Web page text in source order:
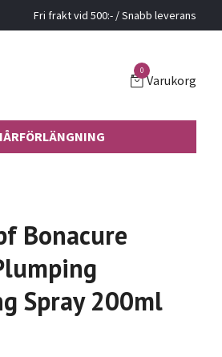
Fri frakt vid 500:- / Snabb leverans
0
Varukorg
Bonacure
Spray 200ml